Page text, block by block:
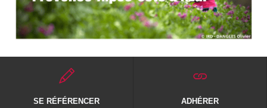
SE RÉFÉRENCER ADHÉRER